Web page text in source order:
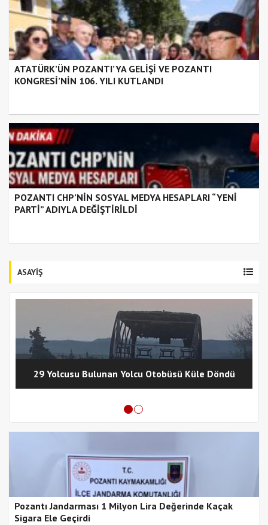
ATATÜRK’ÜN POZANTI’YA GELİŞİ VE POZANTI
KONGRESİ’NİN 106. YILI KUTLANDI
POZANTI CHP’NİN SOSYAL MEDYA HESAPLARI “YENİ
PARTİ” ADIYLA DEĞİŞTİRİLDİ
ASAYİŞ
29 Yolcusu Bulunan Yolcu Otobüsü Küle Döndü
Pozantı Jandarması 1 Milyon Lira Değerinde Kaçak
Sigara Ele Geçirdi